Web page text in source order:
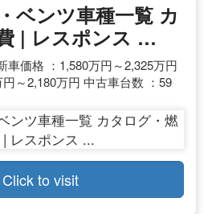
ベンツ車種一覧 カ
| レスポンス …
車価格 ：1,580万円～2,325万円
～2,180万円 中古車台数 ：59
Click to visit